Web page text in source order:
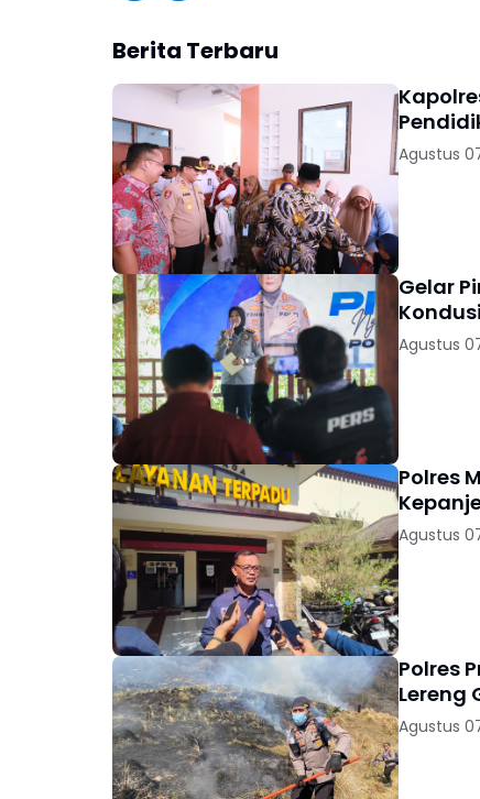
Berita Terbaru
Agustus
Gelar
Agustus
Polres
Agustus
Polres
Lereng
Agustus